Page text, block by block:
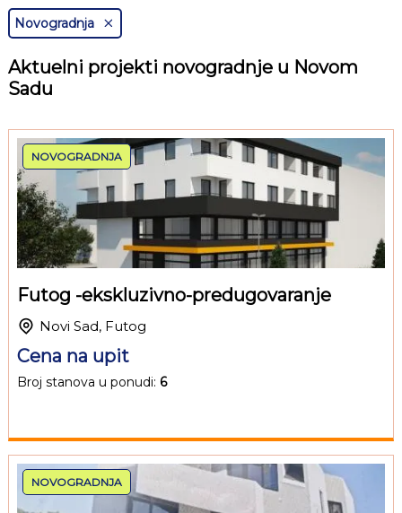
Novogradnja
Aktuelni projekti novogradnje u Novom
Sadu
NOVOGRADNJA
Futog -ekskluzivno-predugovaranje
Novi Sad, Futog
Cena na upit
Broj stanova u ponudi: 6
NOVOGRADNJA